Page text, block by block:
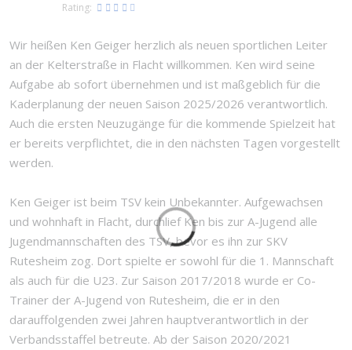
Rating:
Wir heißen Ken Geiger herzlich als neuen sportlichen Leiter
an der Kelterstraße in Flacht willkommen. Ken wird seine
Aufgabe ab sofort übernehmen und ist maßgeblich für die
Kaderplanung der neuen Saison 2025/2026 verantwortlich.
Auch die ersten Neuzugänge für die kommende Spielzeit hat
er bereits verpflichtet, die in den nächsten Tagen vorgestellt
werden.
Ken Geiger ist beim TSV kein Unbekannter. Aufgewachsen
und wohnhaft in Flacht, durchlief Ken bis zur A-Jugend alle
Jugendmannschaften des TSV, bevor es ihn zur SKV
Rutesheim zog. Dort spielte er sowohl für die 1. Mannschaft
als auch für die U23. Zur Saison 2017/2018 wurde er Co-
Trainer der A-Jugend von Rutesheim, die er in den
darauffolgenden zwei Jahren hauptverantwortlich in der
Verbandsstaffel betreute. Ab der Saison 2020/2021